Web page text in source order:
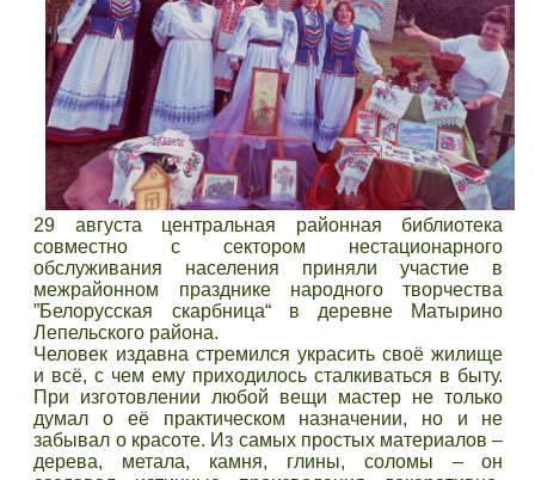
29 августа центральная районная библиотека
совместно с сектором нестационарного
обслуживания населения приняли участие в
межрайонном празднике народного творчества
”Белорусская скарбница“ в деревне Матырино
Лепельского района.
Человек издавна стремился украсить своё жилище
и всё, с чем ему приходилось сталкиваться в быту.
При изготовлении любой вещи мастер не только
думал о её практическом назначении, но и не
забывал о красоте. Из самых простых материалов –
дерева, метала, камня, глины, соломы – он